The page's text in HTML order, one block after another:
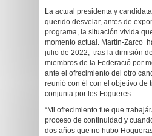
La actual presidenta y
querido desvelar, antes de
programa, la situación vivida
momento actual. Martín-Zarco
julio de 2022, tras la dimisión
miembros de la Federació por
ante el ofrecimiento del otro
reunió con él con el objetivo de
conjunta por les Fogueres.
“Mi ofrecimiento fue que
proceso de continuidad y
dos años que no hubo